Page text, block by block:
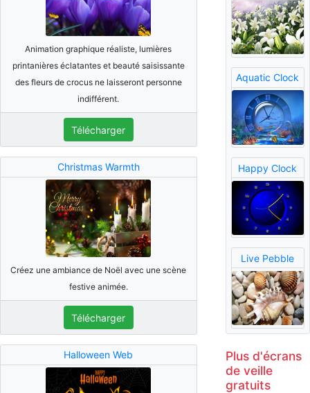
Animation graphique réaliste, lumières
printanières éclatantes et beauté saisissante
des fleurs de crocus ne laisseront personne
indifférent.
Télécharger
Christmas Warmth
Créez une ambiance de Noël avec une scène
festive animée.
Télécharger
Halloween Web
Aquatic Clock
Happy Clock
Live Pebble
Plus d'écrans
de veille
gratuits